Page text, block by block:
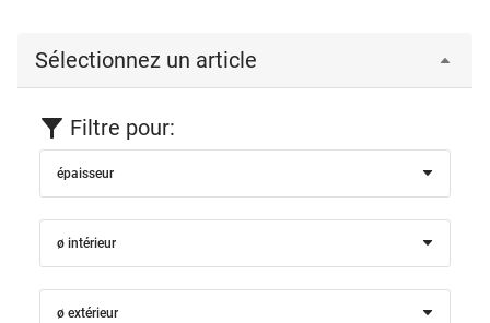
Sélectionnez un article
Filtre pour:
épaisseur
ø intérieur
ø extérieur